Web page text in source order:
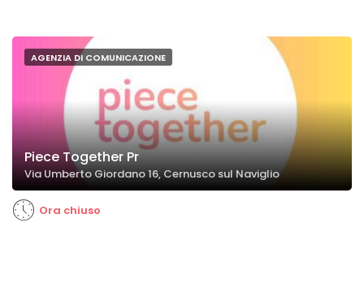
AGENZIA DI COMUNICAZIONE
Piece Together Pr
Via Umberto Giordano 16, Cernusco sul Naviglio
Ora chiuso